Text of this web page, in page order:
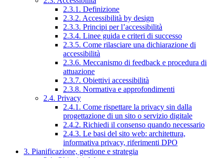
2.3.1. Definizione
2.3.2. Accessibilità by design
2.3.3. Principi per l’accessibilità
2.3.4. Linee guida e criteri di successo
2.3.5. Come rilasciare una dichiarazione di
accessibilità
2.3.6. Meccanismo di feedback e procedura di
attuazione
2.3.7. Obiettivi accessibilità
2.3.8. Normativa e approfondimenti
2.4. Privacy
2.4.1. Come rispettare la privacy sin dalla
progettazione di un sito o servizio digitale
2.4.2. Richiedi il consenso quando necessario
2.4.3. Le basi del sito web: architettura,
informativa privacy, riferimenti DPO
3. Pianificazione, gestione e strategia